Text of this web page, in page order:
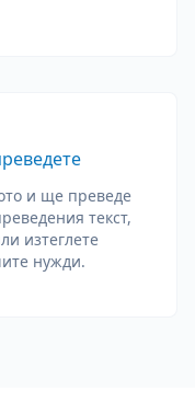
и ще преведе
текст,
изтеглете
нужди.